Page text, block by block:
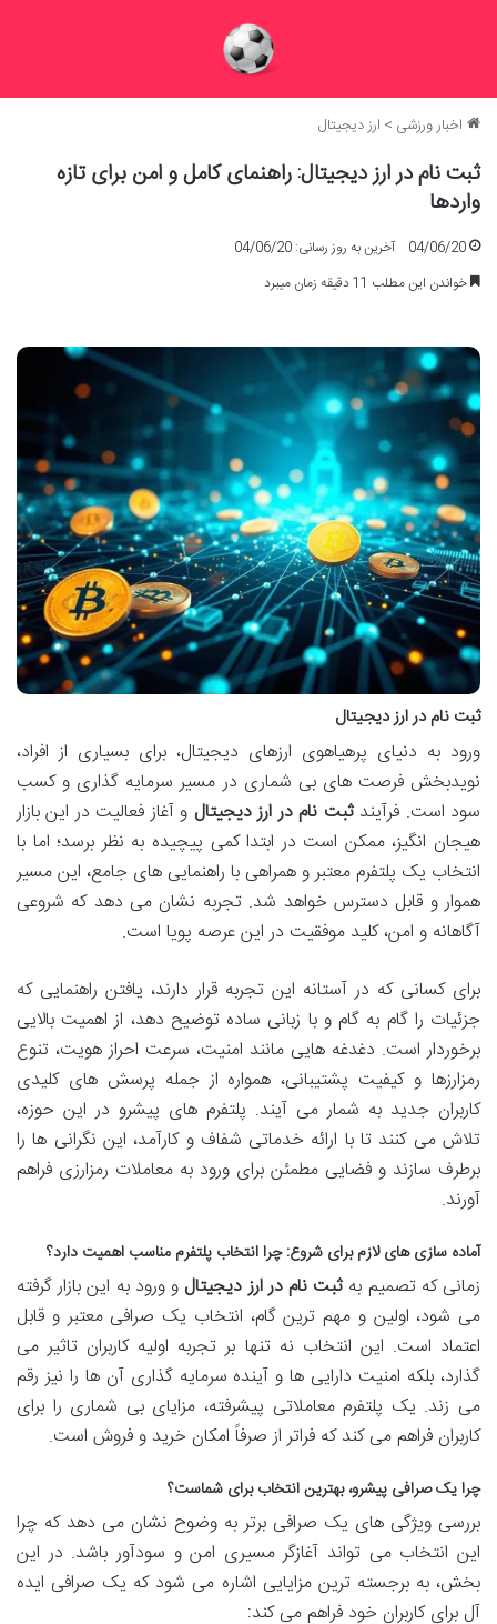
اخبار ورزشی > ارز دیجیتال
ثبت نام در ارز دیجیتال: راهنمای کامل و امن برای تازه
واردها
04/06/20
آخرین به روز رسانی: 04/06/20
خواندن این مطلب 11 دقیقه زمان میبرد
ثبت نام در ارز دیجیتال
ورود به دنیای پرهیاهوی ارزهای دیجیتال، برای بسیاری از افراد،
نویدبخش فرصت های بی شماری در مسیر سرمایه گذاری و کسب
سود است. فرآیندثبت نام در ارز دیجیتال و آغاز فعالیت در این بازار
هیجان انگیز، ممکن است در ابتدا کمی پیچیده به نظر برسد؛ اما با
انتخاب یک پلتفرم معتبر و همراهی با راهنمایی های جامع، این مسیر
هموار و قابل دسترس خواهد شد. تجربه نشان می دهد که شروعی
آگاهانه و امن، کلید موفقیت در این عرصه پویا است.
برای کسانی که در آستانه این تجربه قرار دارند، یافتن راهنمایی که
جزئیات را گام به گام و با زبانی ساده توضیح دهد، از اهمیت بالایی
برخوردار است. دغدغه هایی مانند امنیت، سرعت احراز هویت، تنوع
رمزارزها و کیفیت پشتیبانی، همواره از جمله پرسش های کلیدی
کاربران جدید به شمار می آیند. پلتفرم های پیشرو در این حوزه،
تلاش می کنند تا با ارائه خدماتی شفاف و کارآمد، این نگرانی ها را
برطرف سازند و فضایی مطمئن برای ورود به معاملات رمزارزی فراهم
آورند.
آماده سازی های لازم برای شروع: چرا انتخاب پلتفرم مناسب اهمیت دارد؟
زمانی که تصمیم به ثبت نام در ارز دیجیتال و ورود به این بازار گرفته
می شود، اولین و مهم ترین گام، انتخاب یک صرافی معتبر و قابل
اعتماد است. این انتخاب نه تنها بر تجربه اولیه کاربران تاثیر می
گذارد، بلکه امنیت دارایی ها و آینده سرمایه گذاری آن ها را نیز رقم
می زند. یک پلتفرم معاملاتی پیشرفته، مزایای بی شماری را برای
کاربران فراهم می کند که فراتر از صرفاً امکان خرید و فروش است.
چرا یک صرافی پیشرو، بهترین انتخاب برای شماست؟
بررسی ویژگی های یک صرافی برتر به وضوح نشان می دهد که چرا
این انتخاب می تواند آغازگر مسیری امن و سودآور باشد. در این
بخش، به برجسته ترین مزایایی اشاره می شود که یک صرافی ایده
آل برای کاربران خود فراهم می کند: